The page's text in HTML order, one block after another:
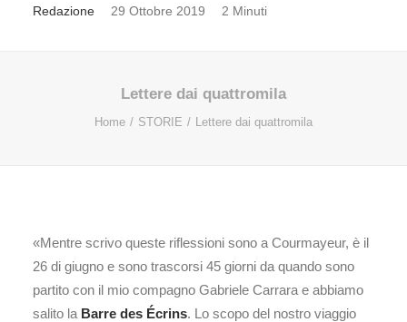
Redazione 29 Ottobre 2019 2 Minuti
Lettere dai quattromila
Home STORIE Lettere dai quattromila
«Mentre scrivo queste riflessioni sono a Courmayeur, è il
26 di giugno e sono trascorsi 45 giorni da quando sono
partito con il mio compagno Gabriele Carrara e abbiamo
salito la Barre des Écrins. Lo scopo del nostro viaggio